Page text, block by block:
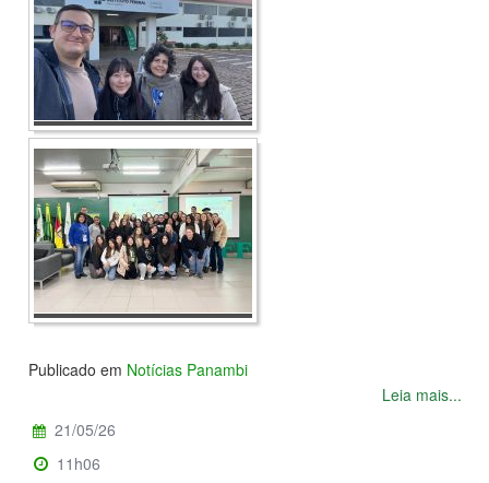
Publicado em Notícias Panambi
Leia mais...
21/05/26
11h06